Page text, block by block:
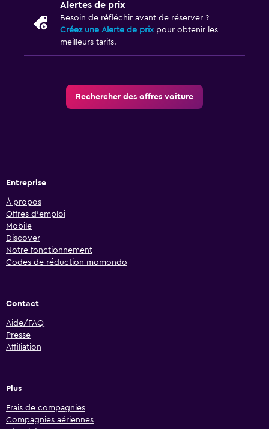
Alertes de prix
Besoin de réfléchir avant de réserver ?
Créez une Alerte de prixpour obtenir les
meilleurs tarifs.
Rechercher des offres voiture
Entreprise
À propos
Offres d’emploi
Mobile
Discover
Notre fonctionnement
Codes de réduction momondo
Contact
Aide/FAQ
Presse
Affiliation
Plus
Frais de compagnies
Compagnies aériennes